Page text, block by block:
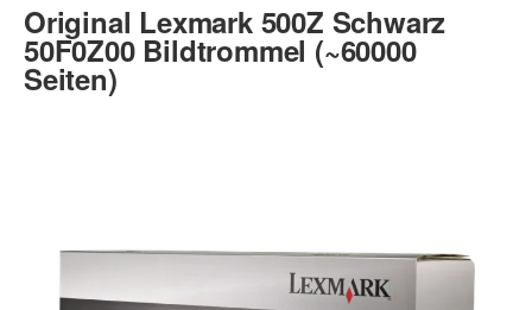
Original Lexmark 500Z Schwarz
50F0Z00 Bildtrommel (~60000
Seiten)